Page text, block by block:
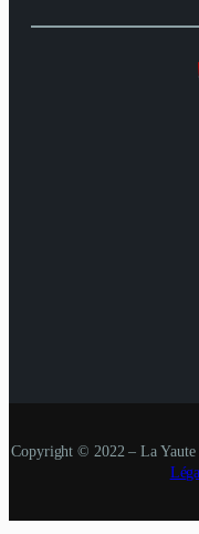
Copyright © 2022 – La Yaute